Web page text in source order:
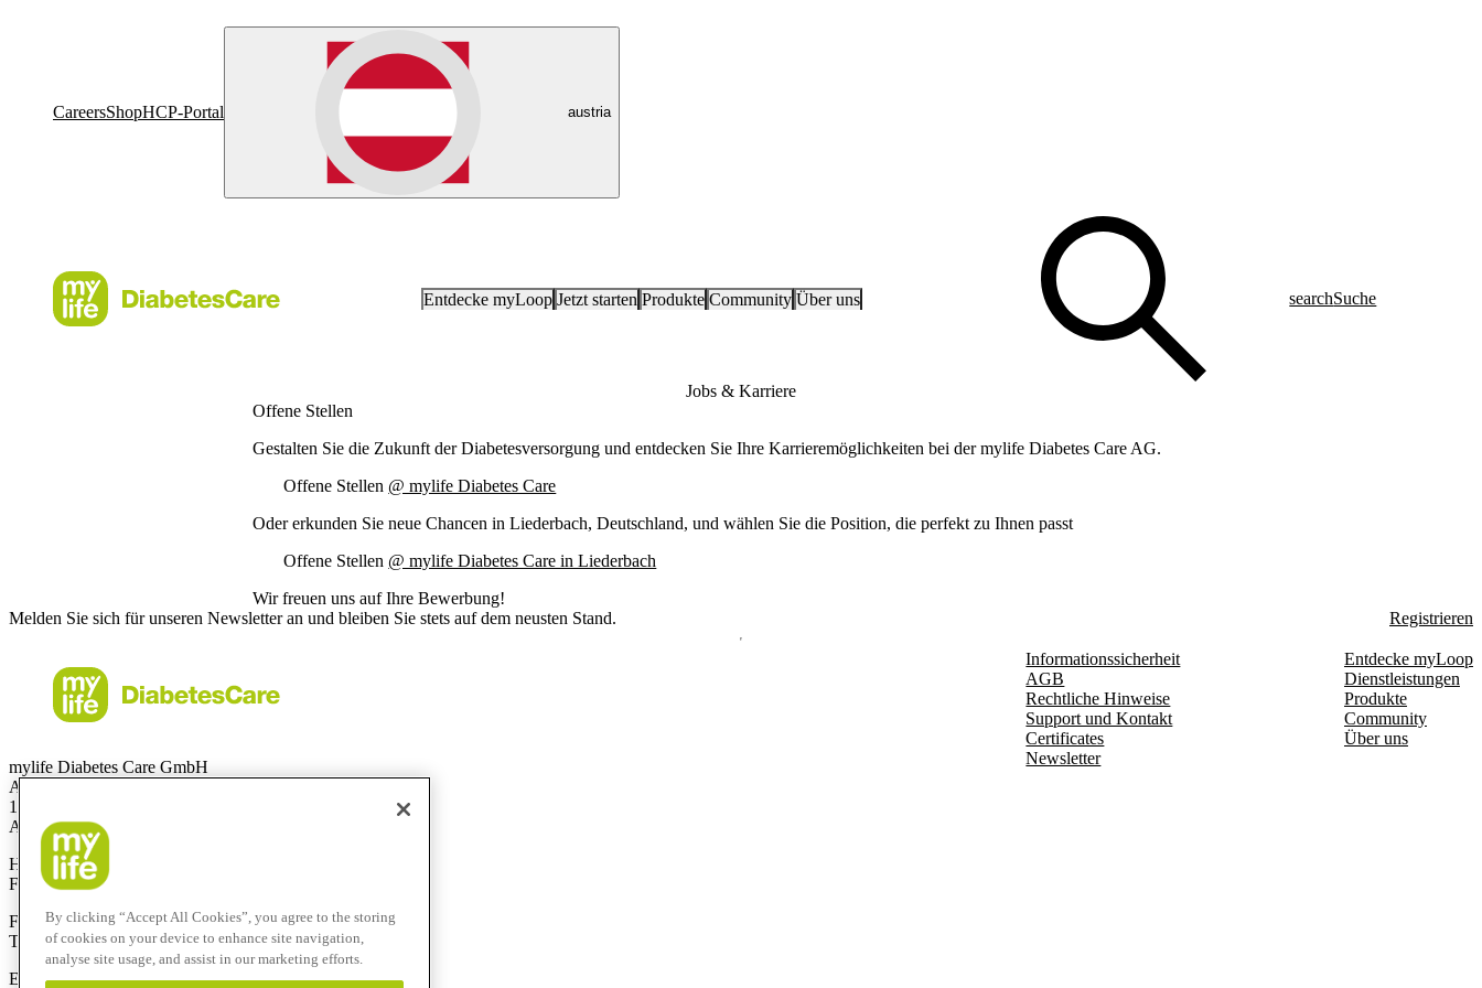
CareersShopHCP-Portal austria
Entdecke myLoop Jetzt starten Produkte Community Über uns searchSuche
Jobs & Karriere
Offene Stellen
Gestalten Sie die Zukunft der Diabetesversorgung und entdecken Sie Ihre Karrieremöglichkeiten bei der mylife Diabetes Care AG.
Offene Stellen @ mylife Diabetes Care
Oder erkunden Sie neue Chancen in Liederbach, Deutschland, und wählen Sie die Position, die perfekt zu Ihnen passt
Offene Stellen @ mylife Diabetes Care in Liederbach
Wir freuen uns auf Ihre Bewerbung!
Melden Sie sich für unseren Newsletter an und bleiben Sie stets auf dem neusten Stand.
Registrieren
mylife Diabetes Care GmbH
Am Euro Platz 2
1120 Wien
Austria
Hotline:0800 300 304
Fax:+43 720 880 148
Für Anrufe aus dem Ausland:
Technik-Hotline:+43 720 882 805
E-Mail:service@mylife-diabetescare.at
Informationssicherheit
AGB
Rechtliche Hinweise
Support und Kontakt
Certificates
Newsletter
Entdecke myLoop
Dienstleistungen
Produkte
Community
Über uns
By clicking “Accept All Cookies”, you agree to the storing
of cookies on your device to enhance site navigation,
analyse site usage, and assist in our marketing efforts.